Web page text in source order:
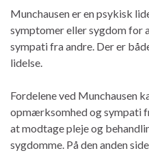
Munchausen er en psykisk
symptomer eller sygdom for
sympati fra andre. Der er
lidelse.
Fordelene ved Munchausen
opmærksomhed og sympati
at modtage pleje og
sygdomme. På den anden